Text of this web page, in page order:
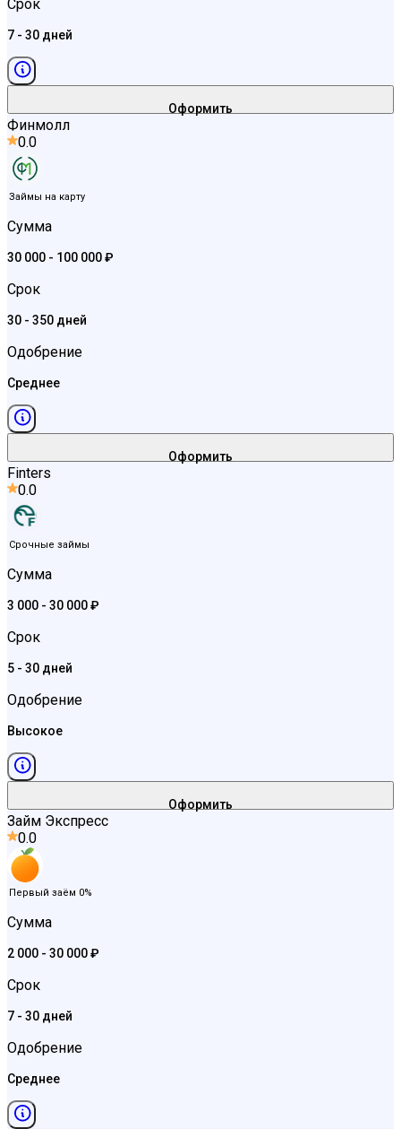
Срок
7 - 30 дней
Оформить
Финмолл
0.0
Займы на карту
Сумма
30 000 - 100 000 ₽
Срок
30 - 350 дней
Одобрение
Среднее
Оформить
Finters
0.0
Срочные займы
Сумма
3 000 - 30 000 ₽
Срок
5 - 30 дней
Одобрение
Высокое
Оформить
Займ Экспресс
0.0
Первый заём 0%
Сумма
2 000 - 30 000 ₽
Срок
7 - 30 дней
Одобрение
Среднее